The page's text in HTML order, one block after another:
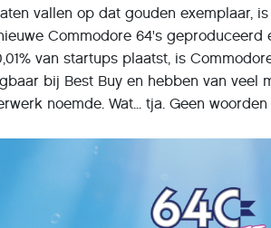
vallen op dat gouden exemplaar,
Commodore 64's
van startups plaatst, is
bij Best Buy en hebben van veel
noemde. Wat... tja. Geen woorden